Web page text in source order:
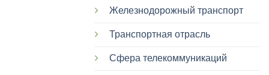
Железнодорожный транспорт
Транспортная отрасль
Сфера телекоммуникаций